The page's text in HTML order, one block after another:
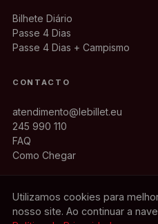
Bilhete Diário
Passe 4 Dias
Passe 4 Dias + Campismo
CONTACTO
atendimento@lebillet.eu
245 990 110
FAQ
Como Chegar
Utilizamos cookies para
nosso site. Ao continuar a